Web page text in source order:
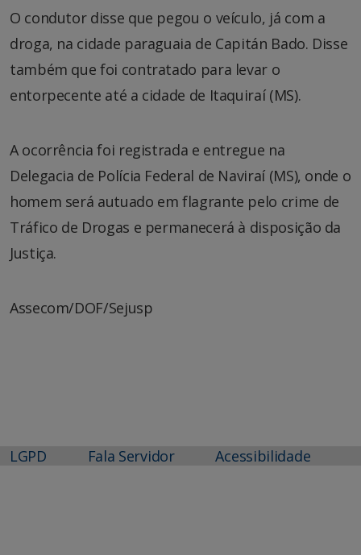
O condutor disse que pegou o veículo, já com a
droga, na cidade paraguaia de Capitán Bado. Disse
também que foi contratado para levar o
entorpecente até a cidade de Itaquiraí (MS).
A ocorrência foi registrada e entregue na
Delegacia de Polícia Federal de Naviraí (MS), onde o
homem será autuado em flagrante pelo crime de
Tráfico de Drogas e permanecerá à disposição da
Justiça.
Assecom/DOF/Sejusp
LGPD Fala Servidor Acessibilidade